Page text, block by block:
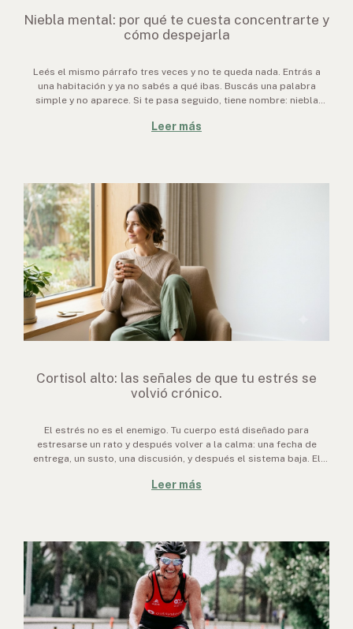
Niebla mental: por qué te cuesta concentrarte y
cómo despejarla
Leés el mismo párrafo tres veces y no te queda nada. Entrás a
una habitación y ya no sabés a qué ibas. Buscás una palabra
simple y no aparece. Si te pasa seguido, tiene nombre: niebla
dest
Leer más
Cortisol alto: las señales de que tu estrés se
volvió crónico.
El estrés no es el enemigo. Tu cuerpo está diseñado para
estresarse un rato y después volver a la calma: una fecha de
entrega, un susto, una discusión, y después el sistema baja. El
cuerpo se
Leer más